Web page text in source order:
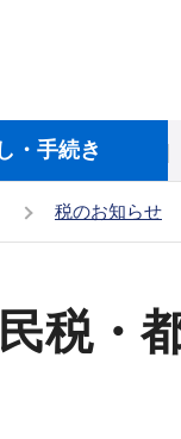
・手続き
税のお知らせ
税・